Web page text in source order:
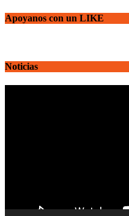
Apoyanos con un LIKE
Noticias